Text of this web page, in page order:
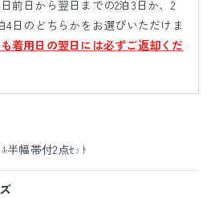
前日から翌日までの2泊3日か、2
4日のどちらかをお選びいただけま
着用日の翌日には必ずご返却くだ
半幅帯付2点ｾｯﾄ